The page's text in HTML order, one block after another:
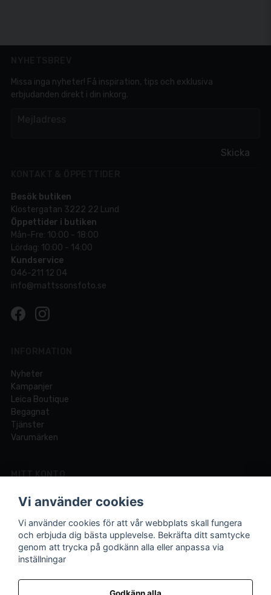
Skicka
Missa inga nyheter! Få inspiration, tips och exklusiva
erbjudanden direkt i din inkorg.
Besök butiken
Klostergatan 3222 22 Lund
Öppettider i butiken
Mån-Fre: 10:00 - 18:00
Lördag: 10:00 - 14:00
Kundservice
046-211 12 04
info@mattssonsfoto.se
Nyheter
Kampanjer
Leica Boutique
Begagnat
Tjänster
Varumärken
MITT KONTO
Logga in
Registrera dig
Glömt lösenord?
Vi är experter på foto och video med över 100 års
Vi använder cookies
Vi använder cookies för att vår webbplats skall fungera
och erbjuda dig bästa upplevelse. Bekräfta ditt samtycke
genom att trycka på godkänn alla eller anpassa via
inställningar
Godkänn alla